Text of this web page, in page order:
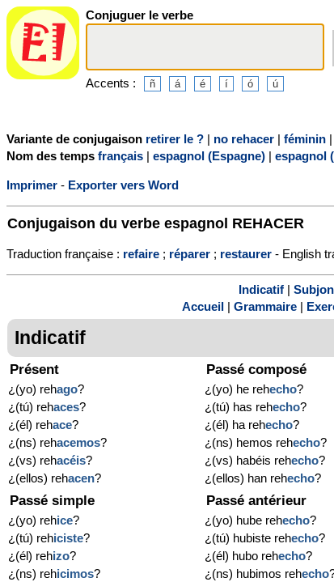
Conjuguer le verbe
Accents :
Variante de conjugaison retirer le ? | no rehacer | féminin |
Nom des temps français | espagnol (Espagne) | espagnol
Imprimer - Exporter vers Word
Conjugaison du verbe espagnol REHACER
Traduction française : refaire ; réparer ; restaurer - English
Indicatif|
Accueil
Grammaire
Indicatif
Présent
¿(yo) rehago?
¿(tú) rehaces?
¿(él) rehace?
¿(ns) rehacemos?
¿(vs) rehacéis?
¿(ellos) rehacen?
Passé composé
¿(yo) he rehecho?
¿(tú) has rehecho?
¿(él) ha rehecho?
¿(ns) hemos rehecho?
¿(vs) habéis rehecho?
¿(ellos) han rehecho?
Passé simple
¿(yo) rehice?
¿(tú) rehiciste?
¿(él) rehizo?
¿(ns) rehicimos?
Passé antérieur
¿(yo) hube rehecho?
¿(tú) hubiste rehecho?
¿(él) hubo rehecho?
¿(ns) hubimos rehecho